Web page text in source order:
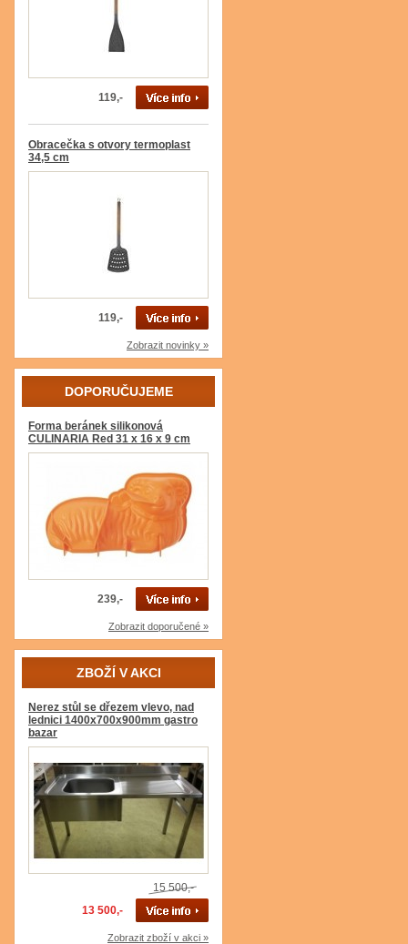
119,-
Obracečka s otvory termoplast
34,5 cm
119,-
Zobrazit novinky »
DOPORUČUJEME
Forma beránek silikonová
CULINARIA Red 31 x 16 x 9 cm
239,-
Zobrazit doporučené »
ZBOŽÍ V AKCI
Nerez stůl se dřezem vlevo, nad
lednici 1400x700x900mm gastro
bazar
15 500,-
13 500,-
Zobrazit zboží v akci »